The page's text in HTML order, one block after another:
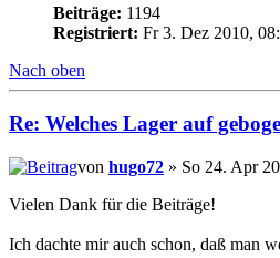
Beiträge: 1194
Registriert: Fr 3. Dez 2010,
Nach oben
Re: Welches Lager auf
von hugo72 » So 24. Apr
Vielen Dank für die Beiträge!
Ich dachte mir auch schon, daß man